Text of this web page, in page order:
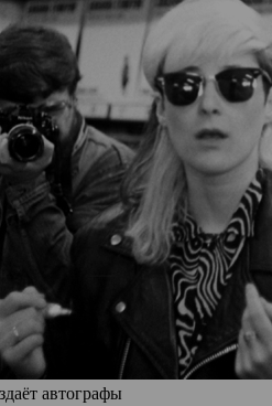
автографы